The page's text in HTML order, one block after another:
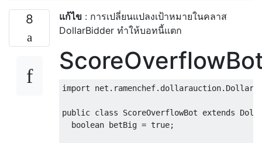
8 แก้ไข : การเปลี่ยนแปลงเป้าหมายในคลาส
DollarBidder ทำให้บอทนี้แตก
import net . ramenchef. dollarauction.
public class ScoreOverflowBot extends
boolean betBig = true;